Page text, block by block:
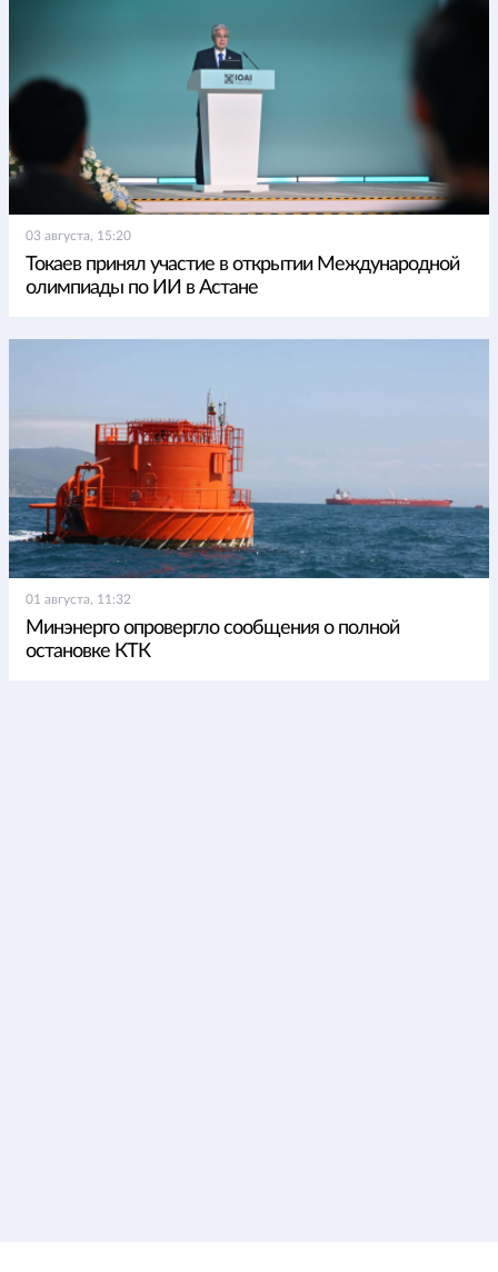
03 августа, 15:20
Токаев принял участие в открытии Международной
олимпиады по ИИ в Астане
01 августа, 11:32
Минэнерго опровергло сообщения о полной
остановке КТК